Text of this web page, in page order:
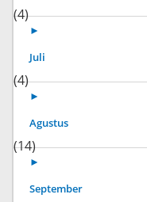
(4)
►
Juli
(4)
►
Agustus
(14)
►
September